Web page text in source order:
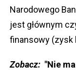
Narodowego
jest głównym
finansowy (zysk
Zobacz: "Nie